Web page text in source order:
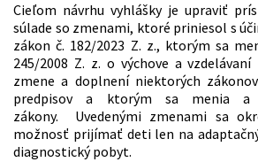
Cieľom návrhu vyhlášky je upraviť
súlade so zmenami, ktoré priniesol s
zákon č. 182/2023 Z. z., ktorým sa
245/2008 Z. z. o výchove a
zmene a doplnení niektorých
predpisov a ktorým sa menia a
zákony. Uvedenými zmenami sa
možnosť prijímať deti len na
diagnostický pobyt.